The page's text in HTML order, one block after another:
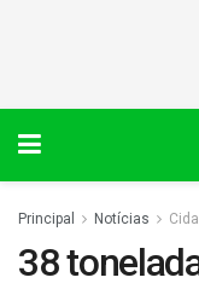
Principal Notícias
38